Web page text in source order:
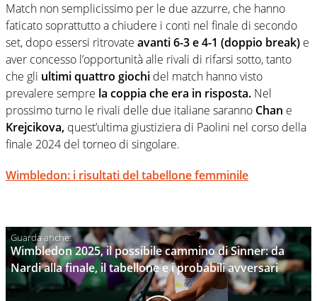
Match non semplicissimo per le due azzurre, che hanno
faticato soprattutto a chiudere i conti nel finale di secondo
set, dopo essersi ritrovate avanti 6-3 e 4-1 (doppio break) e
aver concesso l’opportunità alle rivali di rifarsi sotto, tanto
che gli ultimi quattro giochi del match hanno visto
prevalere sempre la coppia che era in risposta. Nel
prossimo turno le rivali delle due italiane saranno Chan e
Krejcikova, quest’ultima giustiziera di Paolini nel corso della
finale 2024 del torneo di singolare.
Wimbledon: i risultati del tabellone femminile
Wimbledon 2025, il possibile cammino di Sinner: da
Nardi alla finale, il tabellone e i probabili avversari